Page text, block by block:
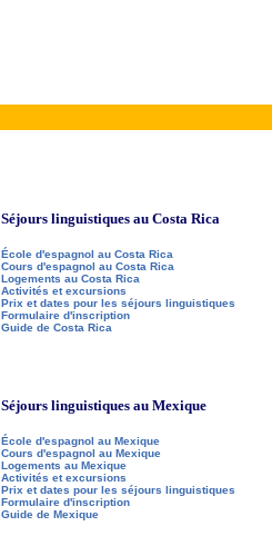
Séjours linguistiques au Costa Rica
École d'espagnol au Costa Rica
Cours d'espagnol au Costa Rica
Logements au Costa Rica
Activités et excursions
Prix et dates pour les séjours linguistiques
Formulaire d'inscription
Guide de Costa Rica
Séjours linguistiques au Mexique
École d'espagnol au Mexique
Cours d'espagnol au Mexique
Logements au Mexique
Activités et excursions
Prix et dates pour les séjours linguistiques
Formulaire d'inscription
Guide de Mexique